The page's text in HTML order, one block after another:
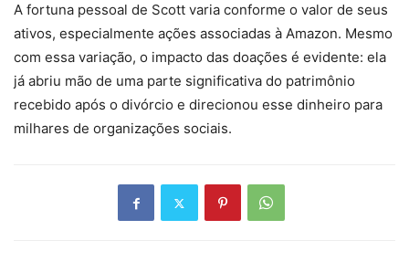
A fortuna pessoal de Scott varia conforme o valor de seus
ativos, especialmente ações associadas à Amazon. Mesmo
com essa variação, o impacto das doações é evidente: ela
já abriu mão de uma parte significativa do patrimônio
recebido após o divórcio e direcionou esse dinheiro para
milhares de organizações sociais.